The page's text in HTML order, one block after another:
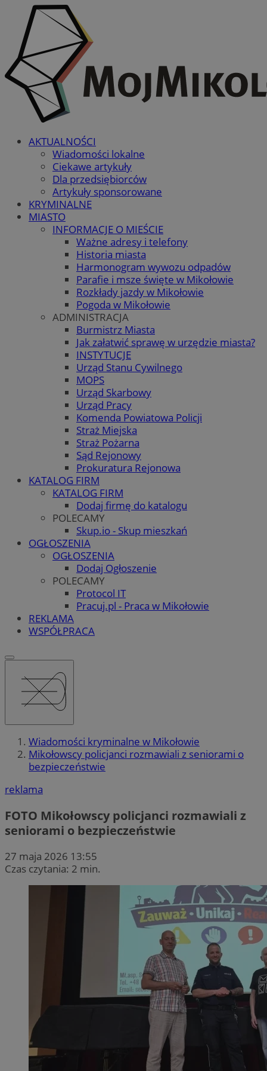
AKTUALNOŚCI
Wiadomości lokalne
Ciekawe artykuły
Dla przedsiębiorców
Artykuły sponsorowane
KRYMINALNE
MIASTO
INFORMACJE O MIEŚCIE
Ważne adresy i telefony
Historia miasta
Harmonogram wywozu odpadów
Parafie i msze święte w Mikołowie
Rozkłady jazdy w Mikołowie
Pogoda w Mikołowie
ADMINISTRACJA
Burmistrz Miasta
Jak załatwić sprawę w urzędzie miasta?
INSTYTUCJE
Urząd Stanu Cywilnego
MOPS
Urząd Skarbowy
Urząd Pracy
Komenda Powiatowa Policji
Straż Miejska
Straż Pożarna
Sąd Rejonowy
Prokuratura Rejonowa
KATALOG FIRM
KATALOG FIRM
Dodaj firmę do katalogu
POLECAMY
Skup.io - Skup mieszkań
OGŁOSZENIA
OGŁOSZENIA
Dodaj Ogłoszenie
POLECAMY
Protocol IT
Pracuj.pl - Praca w Mikołowie
REKLAMA
WSPÓŁPRACA
Wiadomości kryminalne w Mikołowie
Mikołowscy policjanci rozmawiali z seniorami o
bezpieczeństwie
reklama
FOTO Mikołowscy policjanci rozmawiali z
seniorami o bezpieczeństwie
27 maja 2026 13:55
Czas czytania: 2 min.